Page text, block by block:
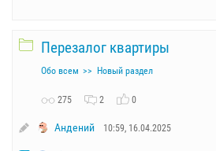
Перезалог квартиры
Обо всем Новый раздел
275 2 0
Андений 10:59, 16.04.2025